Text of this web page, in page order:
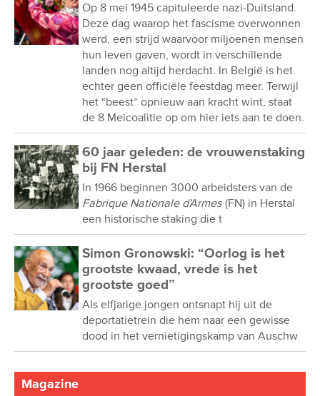
Op 8 mei 1945 capituleerde nazi-Duitsland.
Deze dag waarop het fascisme overwonnen
werd, een strijd waarvoor miljoenen mensen
hun leven gaven, wordt in verschillende
landen nog altijd herdacht. In België is het
echter geen officiële feestdag meer. Terwijl
het “beest” opnieuw aan kracht wint, staat
de 8 Meicoalitie op om hier iets aan te doen.
60 jaar geleden: de vrouwenstaking
bij FN Herstal
In 1966 beginnen 3000 arbeidsters van de
Fabrique Nationale d'Armes (FN) in Herstal
een historische staking die t
Simon Gronowski: “Oorlog is het
grootste kwaad, vrede is het
grootste goed”
Als elfjarige jongen ontsnapt hij uit de
deportatietrein die hem naar een gewisse
dood in het vernietigingskamp van Auschw
Magazine